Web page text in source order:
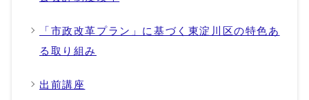
「市政改革プラン」に基づく東淀川区の特色あ
る取り組み
出前講座